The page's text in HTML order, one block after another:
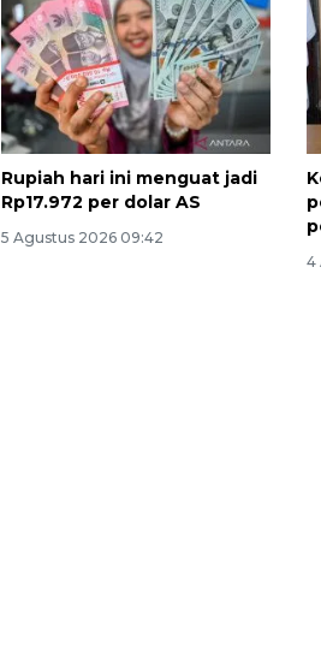
Rupiah hari ini menguat jadi
Rp17.972 per dolar AS
5 Agustus 2026 09:42
4
BPBD
30 Juli 2026